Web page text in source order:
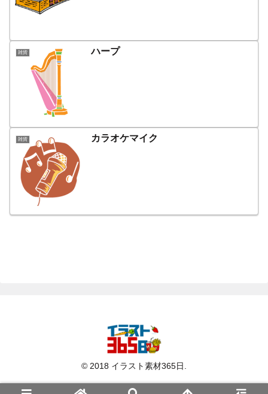
雑貨 ハープ
雑貨 カラオケマイク
© 2018 イラスト素材365日.